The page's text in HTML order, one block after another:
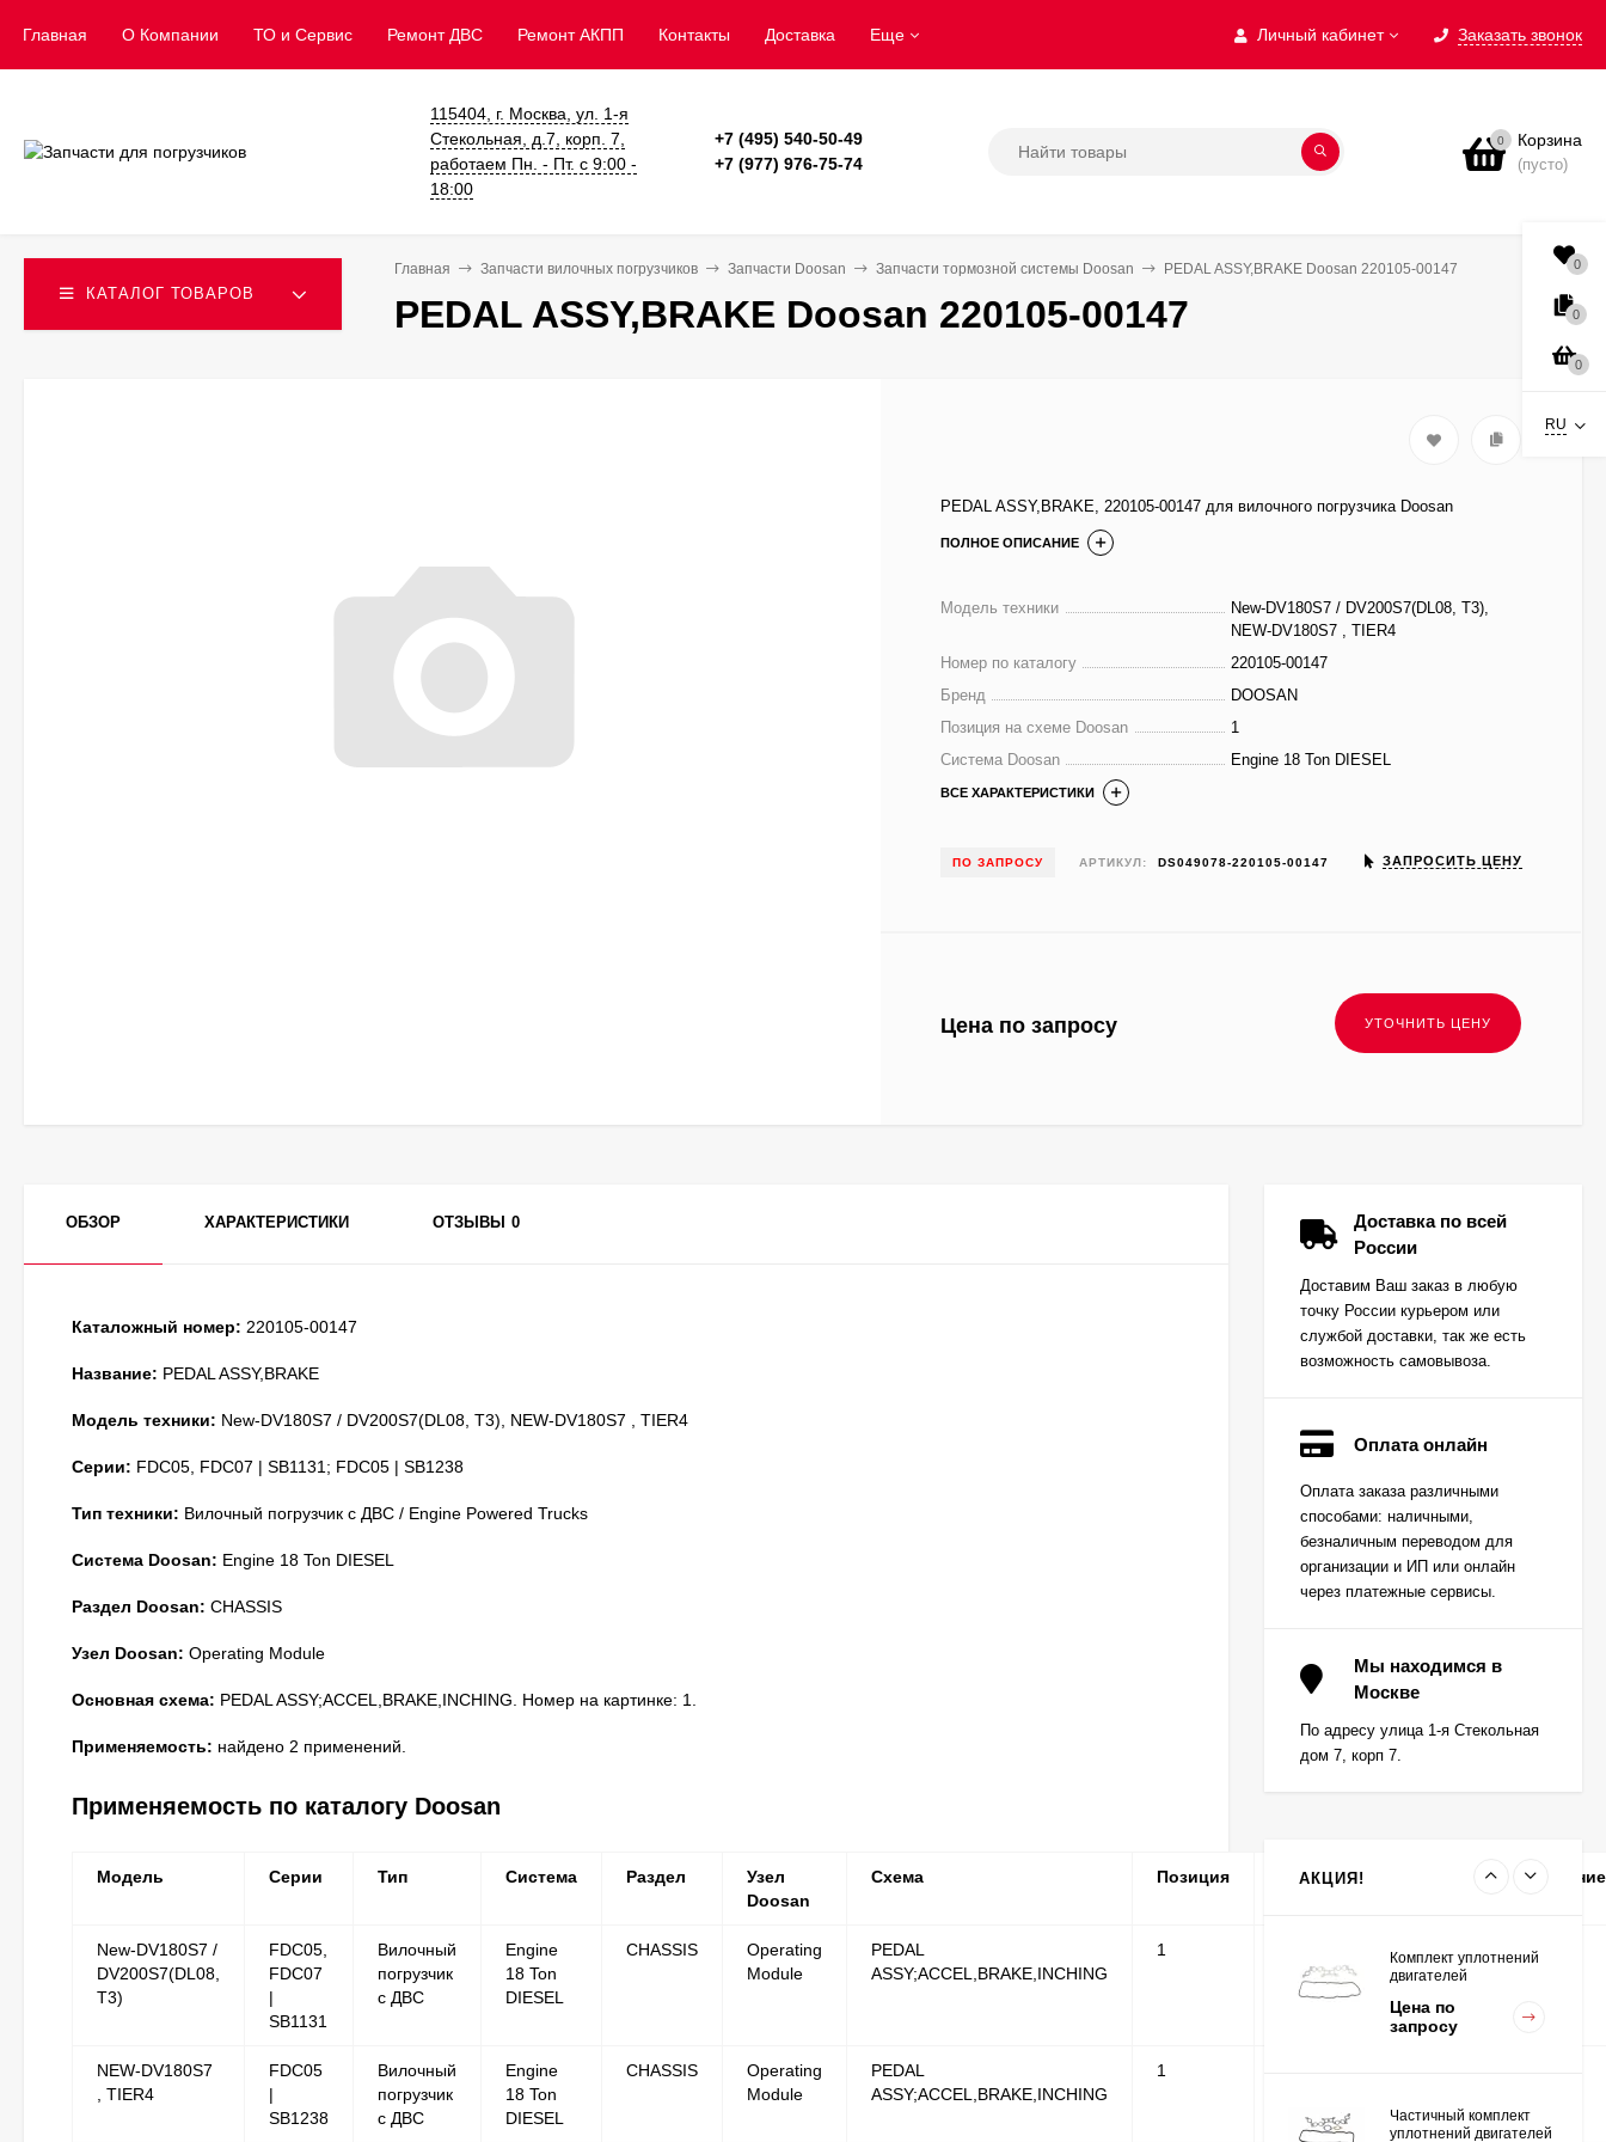
Личный кабинет Заказать звонок
Главная О Компании ТО и Сервис ​Ремонт ДВС Ремонт АКПП Контакты Доставка Еще
115404, г. Москва, ул. 1-я
Стекольная, д.7, корп. 7,
работаем Пн. - Пт. с 9:00 -
18:00
+7 (495) 540-50-49
+7 (977) 976-75-74
0 Корзина
(пусто)
КАТАЛОГ ТОВАРОВ
Главная Запчасти вилочных погрузчиков Запчасти Doosan Запчасти тормозной системы Doosan PEDAL ASSY,BRAKE Doosan 220105-00147
PEDAL ASSY,BRAKE Doosan 220105-00147
PEDAL ASSY,BRAKE, 220105-00147 для вилочного погрузчика Doosan
ПОЛНОЕ ОПИСАНИЕ
Модель техники
New-DV180S7 / DV200S7(DL08, T3),
NEW-DV180S7 , TIER4
Номер по каталогу
220105-00147
Бренд
DOOSAN
Позиция на схеме Doosan
1
Система Doosan
Engine 18 Ton DIESEL
ВСЕ ХАРАКТЕРИСТИКИ
ПО ЗАПРОСУ АРТИКУЛ: DS049078-220105-00147 ЗАПРОСИТЬ ЦЕНУ
Цена по запросу
ОБЗОР ХАРАКТЕРИСТИКИ ОТЗЫВЫ 0
Каталожный номер: 220105-00147
Название: PEDAL ASSY,BRAKE
Модель техники: New-DV180S7 / DV200S7(DL08, T3), NEW-DV180S7 , TIER4
Серии: FDC05, FDC07 | SB1131; FDC05 | SB1238
Тип техники: Вилочный погрузчик с ДВС / Engine Powered Trucks
Система Doosan: Engine 18 Ton DIESEL
Раздел Doosan: CHASSIS
Узел Doosan: Operating Module
Основная схема: PEDAL ASSY;ACCEL,BRAKE,INCHING. Номер на картинке: 1.
Применяемость: найдено 2 применений.
Применяемость по каталогу Doosan
Модель Серии Тип Система Раздел
Узел
Doosan
Схема Позиция
Кол-
Примечание
New-DV180S7 /
DV200S7(DL08,
T3)
FDC05,
FDC07
|
SB1131
Вилочный
погрузчик
с ДВС
Engine
18 Ton
DIESEL
CHASSIS
Operating
Module
PEDAL
ASSY;ACCEL,BRAKE,INCHING
1
NEW-DV180S7
, TIER4
FDC05
|
SB1238
Вилочный
погрузчик
с ДВС
Engine
18 Ton
DIESEL
CHASSIS
Operating
Module
PEDAL
ASSY;ACCEL,BRAKE,INCHING
1
Доставка по всей
России
Доставим Ваш заказ в любую
точку России курьером или
службой доставки, так же есть
возможность самовывоза.
Оплата онлайн
Оплата заказа различными
способами: наличными,
безналичным переводом для
организации и ИП или онлайн
через платежные сервисы.
Мы находимся в
Москве
По адресу улица 1-я Стекольная
дом 7, корп 7.
АКЦИЯ!
Вкладыш коренной
(0,25) (1шт - 1
половинка) для
двигателей
K15,K21,K25
запросу
(1шт - 1 половинка) для
двигателей
K15,K21,K25
Цена по
Комплект уплотнений
двигателей
Цена по
запросу
Частичный комплект
уплотнений двигателей
0
0
0
RU